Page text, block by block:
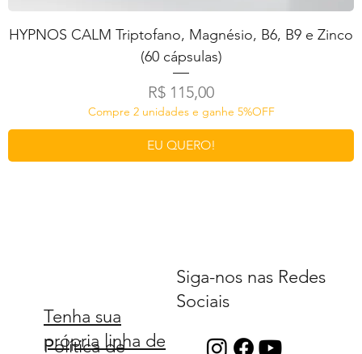
Política de
Tenha sua
própria linha de
Siga-nos nas Redes
Sociais
HYPNOS CALM Triptofano, Magnésio, B6, B9 e Zinco
(60 cápsulas)
Preço
R$ 115,00
Compre 2 unidades e ganhe 5%OFF
EU QUERO!